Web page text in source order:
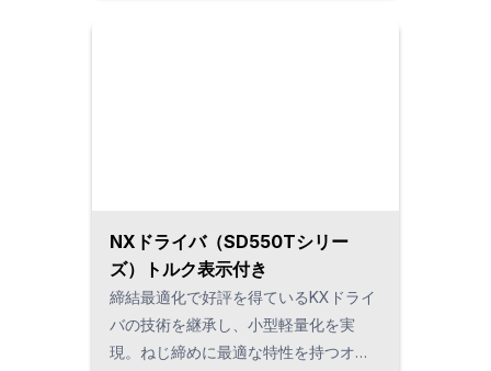
NXドライバ（SD550Tシリー
ズ）トルク表示付き
締結最適化で好評を得ているKXドライ
バの技術を継承し、小型軽量化を実
現。ねじ締めに最適な特性を持つオリ